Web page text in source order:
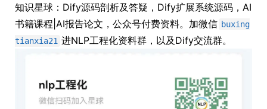
知识星球：Dify源码剖析及答疑，Dify扩展系统源码，AI
书籍课程|AI报告论文，公众号付费资料。加微信 buxing
tianxia21 进NLP工程化资料群，以及Dify交流群。